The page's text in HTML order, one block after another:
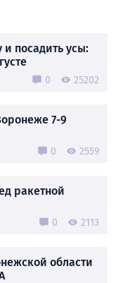
и посадить усы:
0 25202
7-9
0 2559
ракетной
0 2113
области